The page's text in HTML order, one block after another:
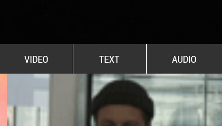
VIDEO TEXT AUDIO